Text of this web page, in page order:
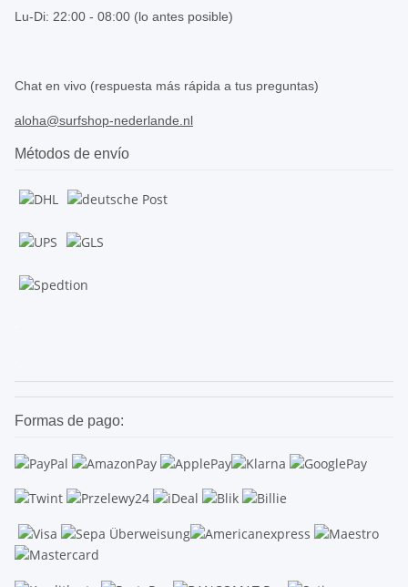
Lu-Di: 22:00 - 08:00 (lo antes posible)
Chat en vivo (respuesta más rápida a tus preguntas)
aloha@surfshop-nederlande.nl
Métodos de envío
Formas de pago: